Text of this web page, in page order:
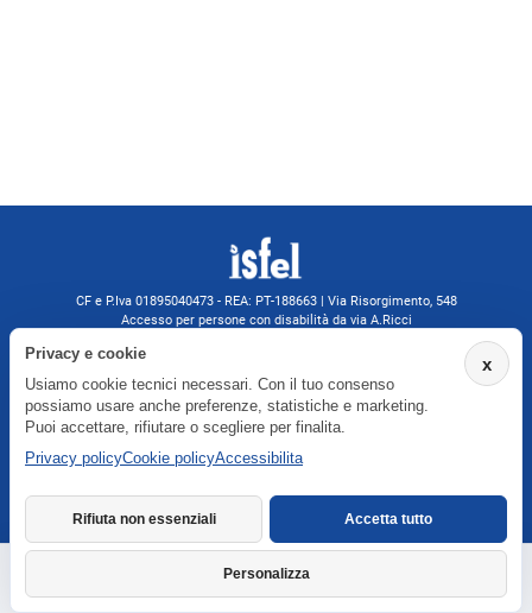
CF e P.Iva 01895040473 - REA: PT-188663 | Via Risorgimento, 548
Accesso per persone con disabilità da via A.Ricci
isfel@pec.it
Informativa privacy
Agenzia formativa iscritta a Formatemp
x
Privacy e cookie
Usiamo cookie tecnici necessari. Con il tuo consenso
possiamo usare anche preferenze, statistiche e marketing.
Puoi accettare, rifiutare o scegliere per finalita.
Privacy policyCookie policyAccessibilita
Rifiuta non essenziali
Personalizza
Accetta tutto
Richiedi informazioni